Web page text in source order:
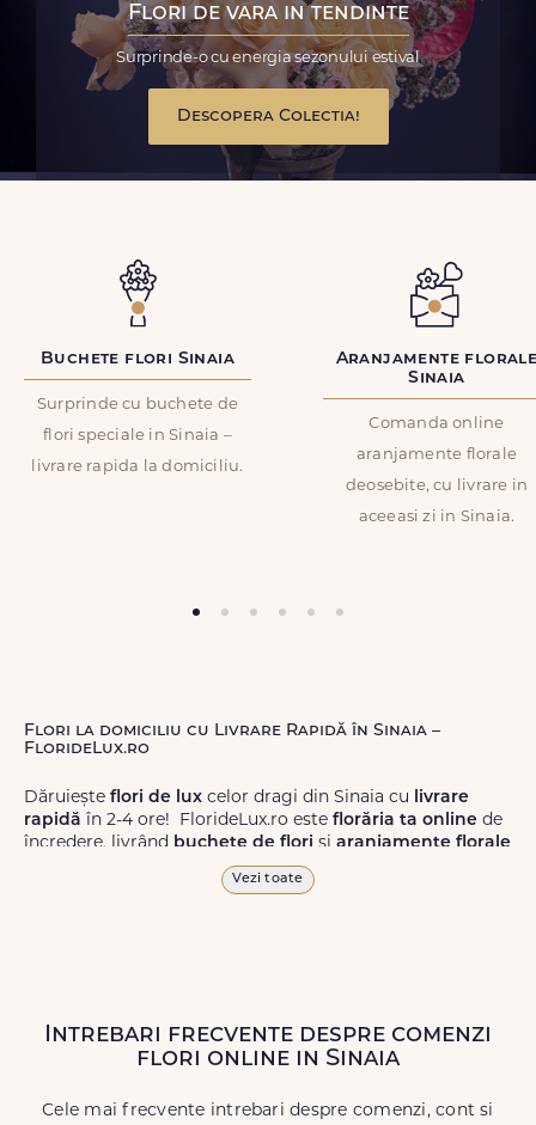
Flori de vara in tendinte
Surprinde-o cu energia sezonului estival
Descopera Colectia!
Buchete flori Sinaia
Surprinde cu buchete de
flori speciale in Sinaia –
livrare rapida la domiciliu.
Aranjamente
Sinaia
Comanda online
aranjamente florale
deosebite, cu livrare in
aceeasi zi in Sinaia.
Flori la domiciliu cu Livrare Rapidă în Sinaia –
FlorideLux.ro
Dăruiește flori de lux celor dragi din Sinaia cu livrare
rapidă în 2-4 ore! FlorideLux.ro este florăria ta online de
încredere, livrând buchete de flori și aranjamente florale
de calitate superioară în Sinaia și în toată România.
Livrăm buchete de florichiar și în weekend, pentru ca tu
să poți adresa un gest frumos atunci când ai nevoie.
Vezi toate
Intrebari frecvente despre comenzi
flori online in Sinaia
Cele mai frecvente intrebari despre comenzi, cont si